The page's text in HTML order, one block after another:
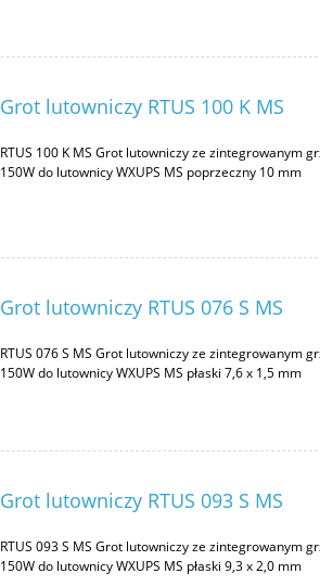
Grot lutowniczy RTUS 100 K MS
RTUS 100 K MS Grot lutowniczy ze zintegrowanym
150W do lutownicy WXUPS MS poprzeczny 10 mm
Grot lutowniczy RTUS 076 S MS
RTUS 076 S MS Grot lutowniczy ze zintegrowanym
150W do lutownicy WXUPS MS płaski 7,6 x 1,5 mm
Grot lutowniczy RTUS 093 S MS
RTUS 093 S MS Grot lutowniczy ze zintegrowanym
150W do lutownicy WXUPS MS płaski 9,3 x 2,0 mm